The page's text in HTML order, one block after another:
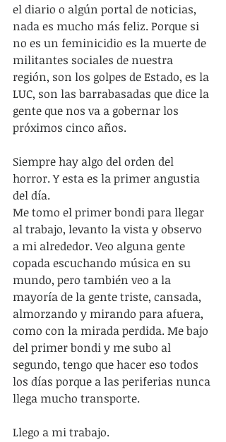
el diario o algún portal de noticias,
nada es mucho más feliz. Porque si
no es un feminicidio es la muerte de
militantes sociales de nuestra
región, son los golpes de Estado, es la
LUC, son las barrabasadas que dice la
gente que nos va a gobernar los
próximos cinco años.
Siempre hay algo del orden del
horror. Y esta es la primer angustia
del día.
Me tomo el primer bondi para llegar
al trabajo, levanto la vista y observo
a mi alrededor. Veo alguna gente
copada escuchando música en su
mundo, pero también veo a la
mayoría de la gente triste, cansada,
almorzando y mirando para afuera,
como con la mirada perdida. Me bajo
del primer bondi y me subo al
segundo, tengo que hacer eso todos
los días porque a las periferias nunca
llega mucho transporte.
Llego a mi trabajo.